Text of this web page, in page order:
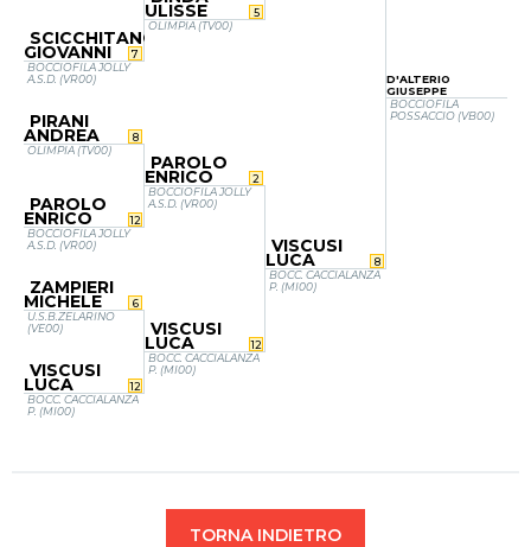
SCICCHITANO
GIOVANNI
7
BOCCIOFILA JOLLY
A.S.D. (VR00)
PIRANI
ANDREA
8
OLIMPIA (TV00)
PAROLO
ENRICO
12
BOCCIOFILA JOLLY
A.S.D. (VR00)
ZAMPIERI
MICHELE
6
U.S.B.ZELARINO
(VE00)
VISCUSI
LUCA
12
BOCC. CACCIALANZA
P. (MI00)
ULISSE
5
OLIMPIA (TV00)
PAROLO
ENRICO
2
BOCCIOFILA JOLLY
A.S.D. (VR00)
VISCUSI
LUCA
12
BOCC. CACCIALANZA
P. (MI00)
VISCUSI
LUCA
8
BOCC. CACCIALANZA
P. (MI00)
D'ALTERIO
GIUSEPPE
BOCCIOFILA
POSSACCIO (VB00)
TORNA INDIETRO